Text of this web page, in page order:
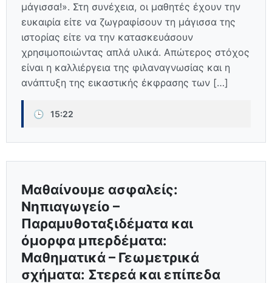
μάγισσα!». Στη συνέχεια, οι μαθητές έχουν την
ευκαιρία είτε να ζωγραφίσουν τη μάγισσα της
ιστορίας είτε να την κατασκευάσουν
χρησιμοποιώντας απλά υλικά. Απώτερος στόχος
είναι η καλλιέργεια της φιλαναγνωσίας και η
ανάπτυξη της εικαστικής έκφρασης των […]
🕒 15:22
Μαθαίνουμε ασφαλείς:
Νηπιαγωγείο –
Παραμυθοταξιδέματα και
όμορφα μπερδέματα:
Μαθηματικά – Γεωμετρικά
σχήματα: Στερεά και επίπεδα